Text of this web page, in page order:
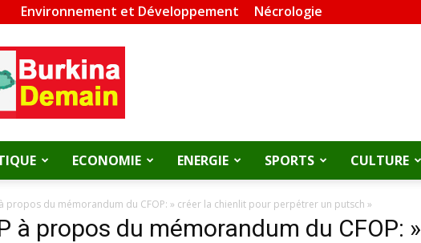
Environnement et Développement Nécrologie
Burkina
Demain
ECONOMIE ENERGIE SPORTS CULTURE
à propos du mémorandum du CFOP: » créer la chienlit pour perpétrer un putsch »
à propos du mémorandum du CFOP: »